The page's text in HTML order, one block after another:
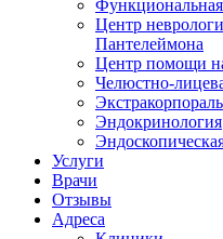
Центр
Пантелеймона
Центр помощи
Челюстно-
Эндокринология
Услуги
Врачи
Отзывы
Адреса